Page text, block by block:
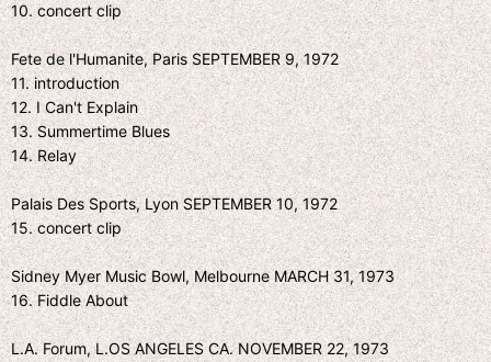
10. concert clip
Fete de l'Humanite, Paris SEPTEMBER 9, 1972
11. introduction
12. I Can't Explain
13. Summertime Blues
14. Relay
Palais Des Sports, Lyon SEPTEMBER 10, 1972
15. concert clip
Sidney Myer Music Bowl, Melbourne MARCH 31, 1973
16. Fiddle About
L.A. Forum, L.OS ANGELES CA. NOVEMBER 22, 1973